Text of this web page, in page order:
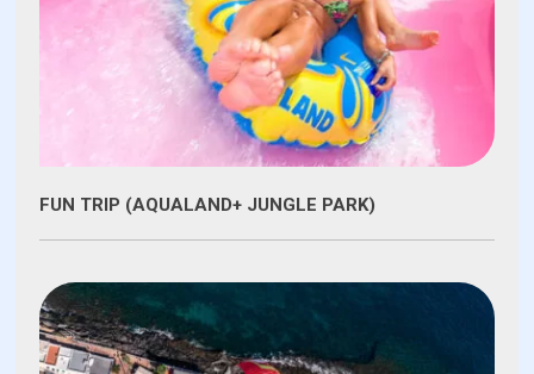
FUN TRIP (AQUALAND+ JUNGLE PARK)